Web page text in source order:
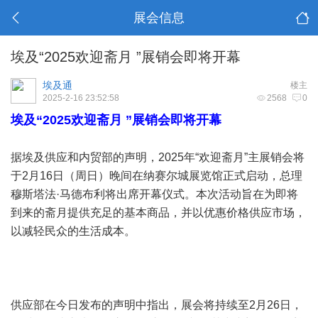
展会信息
埃及“2025欢迎斋月 ”展销会即将开幕
楼主
埃及通
2568 0
2025-2-16 23:52:58
埃及“2025欢迎斋月 ”展销会即将开幕
据埃及供应和内贸部的声明，2025年“欢迎斋月”主展销会将
于2月16日（周日）晚间在纳赛尔城展览馆正式启动，总理
穆斯塔法·马德布利将出席开幕仪式。本次活动旨在为即将
到来的斋月提供充足的基本商品，并以优惠价格供应市场，
以减轻民众的生活成本。
供应部在今日发布的声明中指出，展会将持续至2月26日，